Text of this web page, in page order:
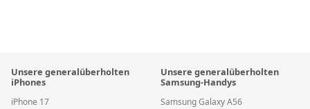
Unsere generalüberholten
iPhones
iPhone 17
Unsere generalüberholten
Samsung-Handys
Samsung Galaxy A56